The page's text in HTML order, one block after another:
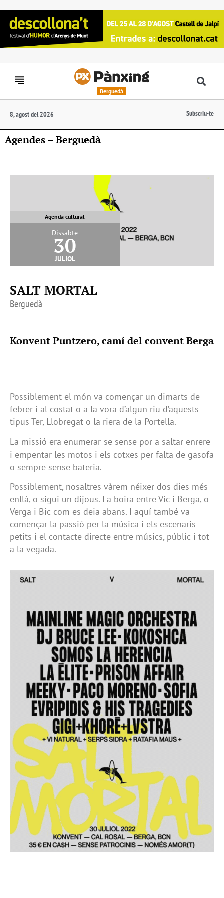
Berguedà
8, agost del 2026 Subscriu-te
Agendes – Berguedà
Agenda cultural
Dissabte
30
juliol
SALT MORTAL
Berguedà
Konvent Puntzero, camí del convent Berga
Possiblement el món va començar un dimarts de
febrer i al costat o a la vora d’algun riu d’aquests
tipus Ter, Llobregat o la riera de la Portella.
La missió era enumerar-se sense por a saltar enrere
i empentar les motos i els cotxes per falta de gasofa
o sempre sense bateria.
Possiblement, nosaltres vàrem néixer dos dies més
enllà, o sigui un dijous. La boira entre Vic i Berga, o
Verga i Bic com es deia abans. I aquí també va
començar la passió per la música i els escenaris
petits i el contacte directe entre músics, públic i tot
a la vegada.